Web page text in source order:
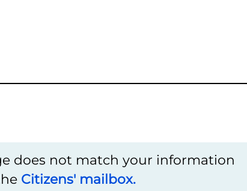
does not match your information
Citizens' mailbox.